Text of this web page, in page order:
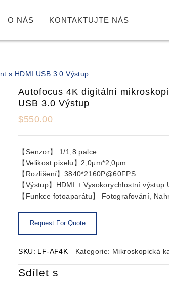
O NÁS KONTAKTUJTE NÁS
s HDMI USB 3.0 Výstup
Autofocus 4K digitální
USB 3.0 Výstup
$550.00
【Senzor】 1/1,8 palce
【Velikost pixelu】2,0μm*2,0μm
【Rozlišení】3840*2160P@60FPS
【Výstup】HDMI + Vysokorychlostní výstup
【Funkce fotoaparátu】 Fotografování,
SKU: LF-AF4K Kategorie: Mikroskopická
Sdílet s